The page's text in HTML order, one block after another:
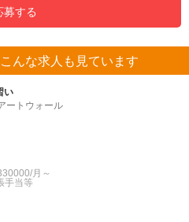
募する
んな求人も見ています
い
ートウォール
月～
手当等